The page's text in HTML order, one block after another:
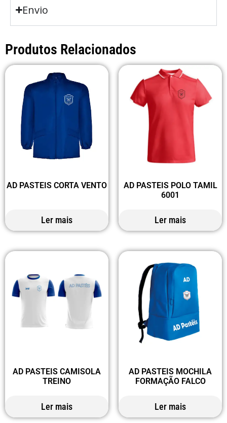
Envio
Produtos Relacionados
AD PASTEIS CORTA VENTO
Ler mais
AD PASTEIS POLO TAMIL
6001
Ler mais
AD PASTEIS CAMISOLA
TREINO
Ler mais
AD PASTEIS MOCHILA
FORMAÇÃO FALCO
Ler mais